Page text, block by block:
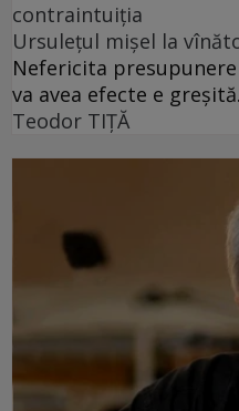
contraintuiția
Ursulețul mișel la
Nefericita
va avea efecte e greșită.
Teodor TIŢĂ